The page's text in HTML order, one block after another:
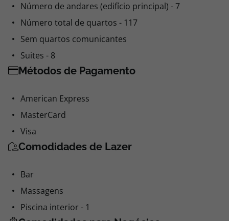
Número de andares (edifício principal) - 7
Número total de quartos - 117
Sem quartos comunicantes
Suites - 8
Métodos de Pagamento
American Express
MasterCard
Visa
Comodidades de Lazer
Bar
Massagens
Piscina interior - 1